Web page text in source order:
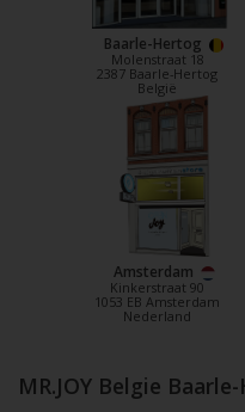
Baarle-Hertog
Molenstraat 18
2387 Baarle-Hertog
België
Amsterdam
Kinkerstraat 90
1053 EB Amsterdam
Nederland
MR.JOY Belgie